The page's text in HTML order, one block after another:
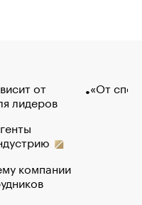
от
лидеров
компании
«От спор